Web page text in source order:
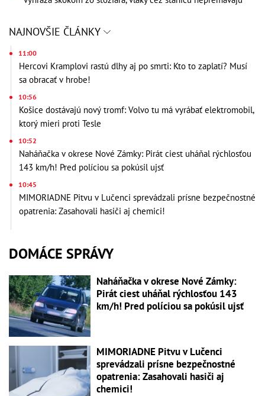
NAJNOVŠIE ČLÁNKY
11:00
Hercovi Kramplovi rastú dlhy aj po smrti: Kto to zaplatí? Musí
sa obracať v hrobe!
10:56
Košice dostávajú nový tromf: Volvo tu má vyrábať elektromobil,
ktorý mieri proti Tesle
10:52
Naháňačka v okrese Nové Zámky: Pirát ciest uháňal rýchlosťou
143 km/h! Pred políciou sa pokúsil ujsť
10:45
MIMORIADNE Pitvu v Lučenci sprevádzali prísne bezpečnostné
opatrenia: Zasahovali hasiči aj chemici!
DOMÁCE SPRÁVY
Naháňačka v okrese Nové Zámky:
Pirát ciest uháňal rýchlosťou 143
km/h! Pred políciou sa pokúsil ujsť
MIMORIADNE Pitvu v Lučenci
sprevádzali prísne bezpečnostné
opatrenia: Zasahovali hasiči aj
chemici!